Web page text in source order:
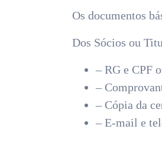
Os documentos
Dos Sócios ou
– RG e CPF
–
– Cópia da
– E-mail e